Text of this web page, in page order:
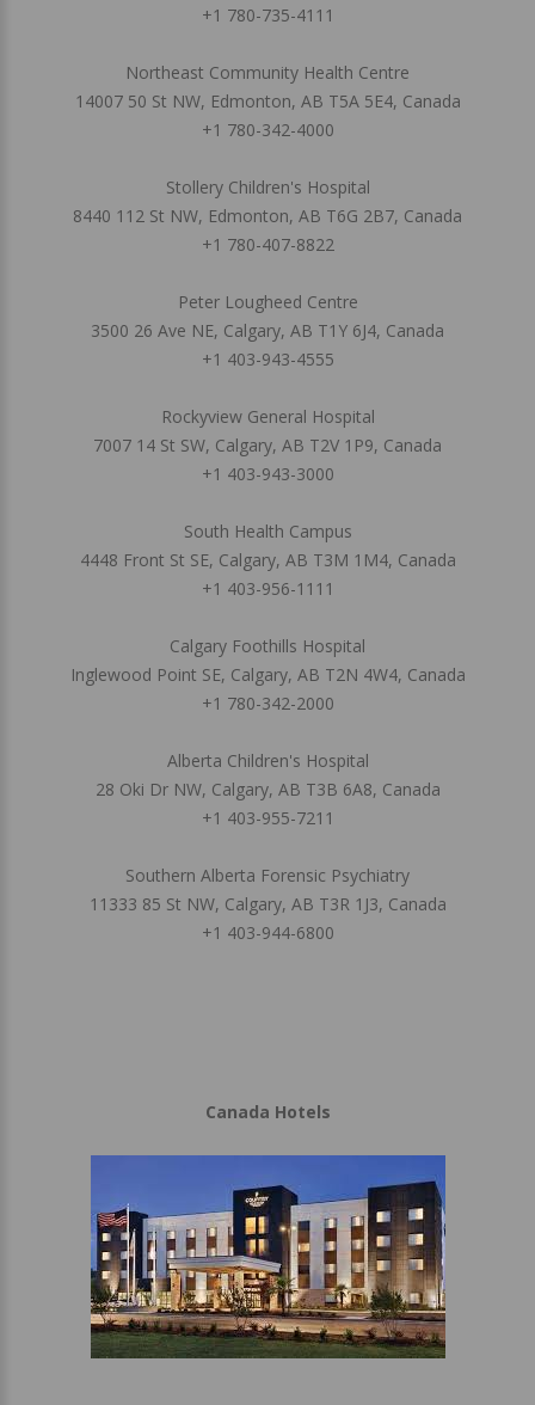
+1 780-735-4111
Northeast Community Health Centre
14007 50 St NW, Edmonton, AB T5A 5E4, Canada
+1 780-342-4000
Stollery Children's Hospital
8440 112 St NW, Edmonton, AB T6G 2B7, Canada
+1 780-407-8822
Peter Lougheed Centre
3500 26 Ave NE, Calgary, AB T1Y 6J4, Canada
+1 403-943-4555
Rockyview General Hospital
7007 14 St SW, Calgary, AB T2V 1P9, Canada
+1 403-943-3000
South Health Campus
4448 Front St SE, Calgary, AB T3M 1M4, Canada
+1 403-956-1111
Calgary Foothills Hospital
Inglewood Point SE, Calgary, AB T2N 4W4, Canada
+1 780-342-2000
Alberta Children's Hospital
28 Oki Dr NW, Calgary, AB T3B 6A8, Canada
+1 403-955-7211
Southern Alberta Forensic Psychiatry
11333 85 St NW, Calgary, AB T3R 1J3, Canada
+1 403-944-6800
Canada Hotels